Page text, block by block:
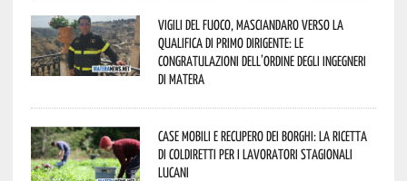
Vigili del Fuoco, Masciandaro verso la
qualifica di Primo Dirigente: le
congratulazioni dell’Ordine degli Ingegneri
di Matera
Case mobili e recupero dei borghi: la ricetta
di Coldiretti per i lavoratori stagionali
lucani